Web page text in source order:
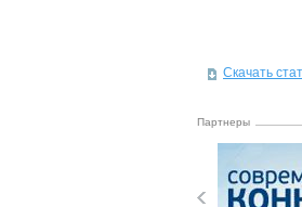
Скачать
Партнеры